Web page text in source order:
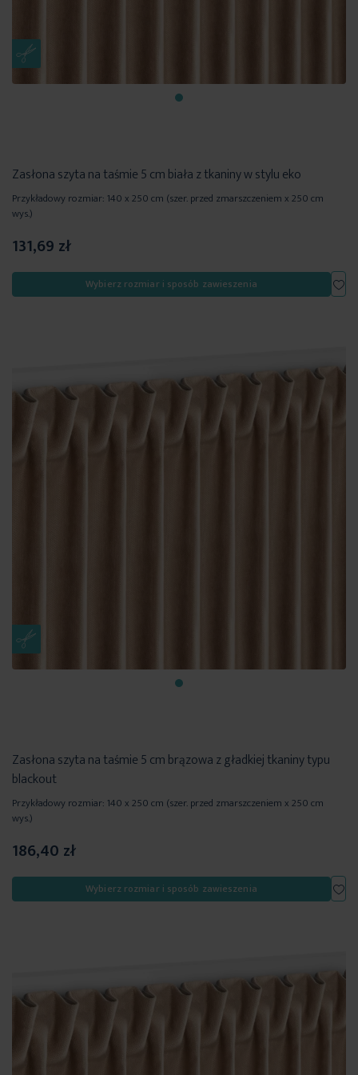
Zasłona szyta na taśmie 5 cm biała z tkaniny w stylu eko
Przykładowy rozmiar: 140 x 250 cm (szer. przed zmarszczeniem x 250 cm
wys.)
131,69 zł
Wybierz rozmiar i sposób zawieszenia
Zasłona szyta na taśmie 5 cm brązowa z gładkiej tkaniny typu
blackout
Przykładowy rozmiar: 140 x 250 cm (szer. przed zmarszczeniem x 250 cm
wys.)
186,40 zł
Wybierz rozmiar i sposób zawieszenia